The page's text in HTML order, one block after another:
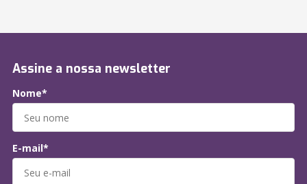
Assine a nossa newsletter
Nome*
E-mail*